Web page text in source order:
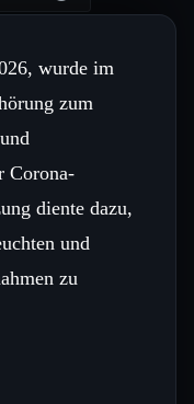
wurde im
zum
Corona-
diente dazu,
und
zu